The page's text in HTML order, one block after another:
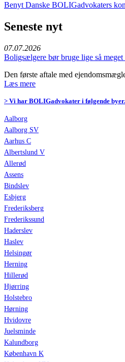
Benyt Danske BOLIGadvokaters
Seneste nyt
07.07.2026
Boligsælgere bør bruge lige så
Den første aftale med
Læs mere
> Vi har BOLIGadvokater i følgende
Aalborg
Aalborg SV
Aarhus C
Albertslund V
Allerød
Assens
Bindslev
Esbjerg
Frederiksberg
Frederikssund
Haderslev
Haslev
Helsingør
Herning
Hillerød
Hjørring
Holstebro
Hørning
Hvidovre
Juelsminde
Kalundborg
København K